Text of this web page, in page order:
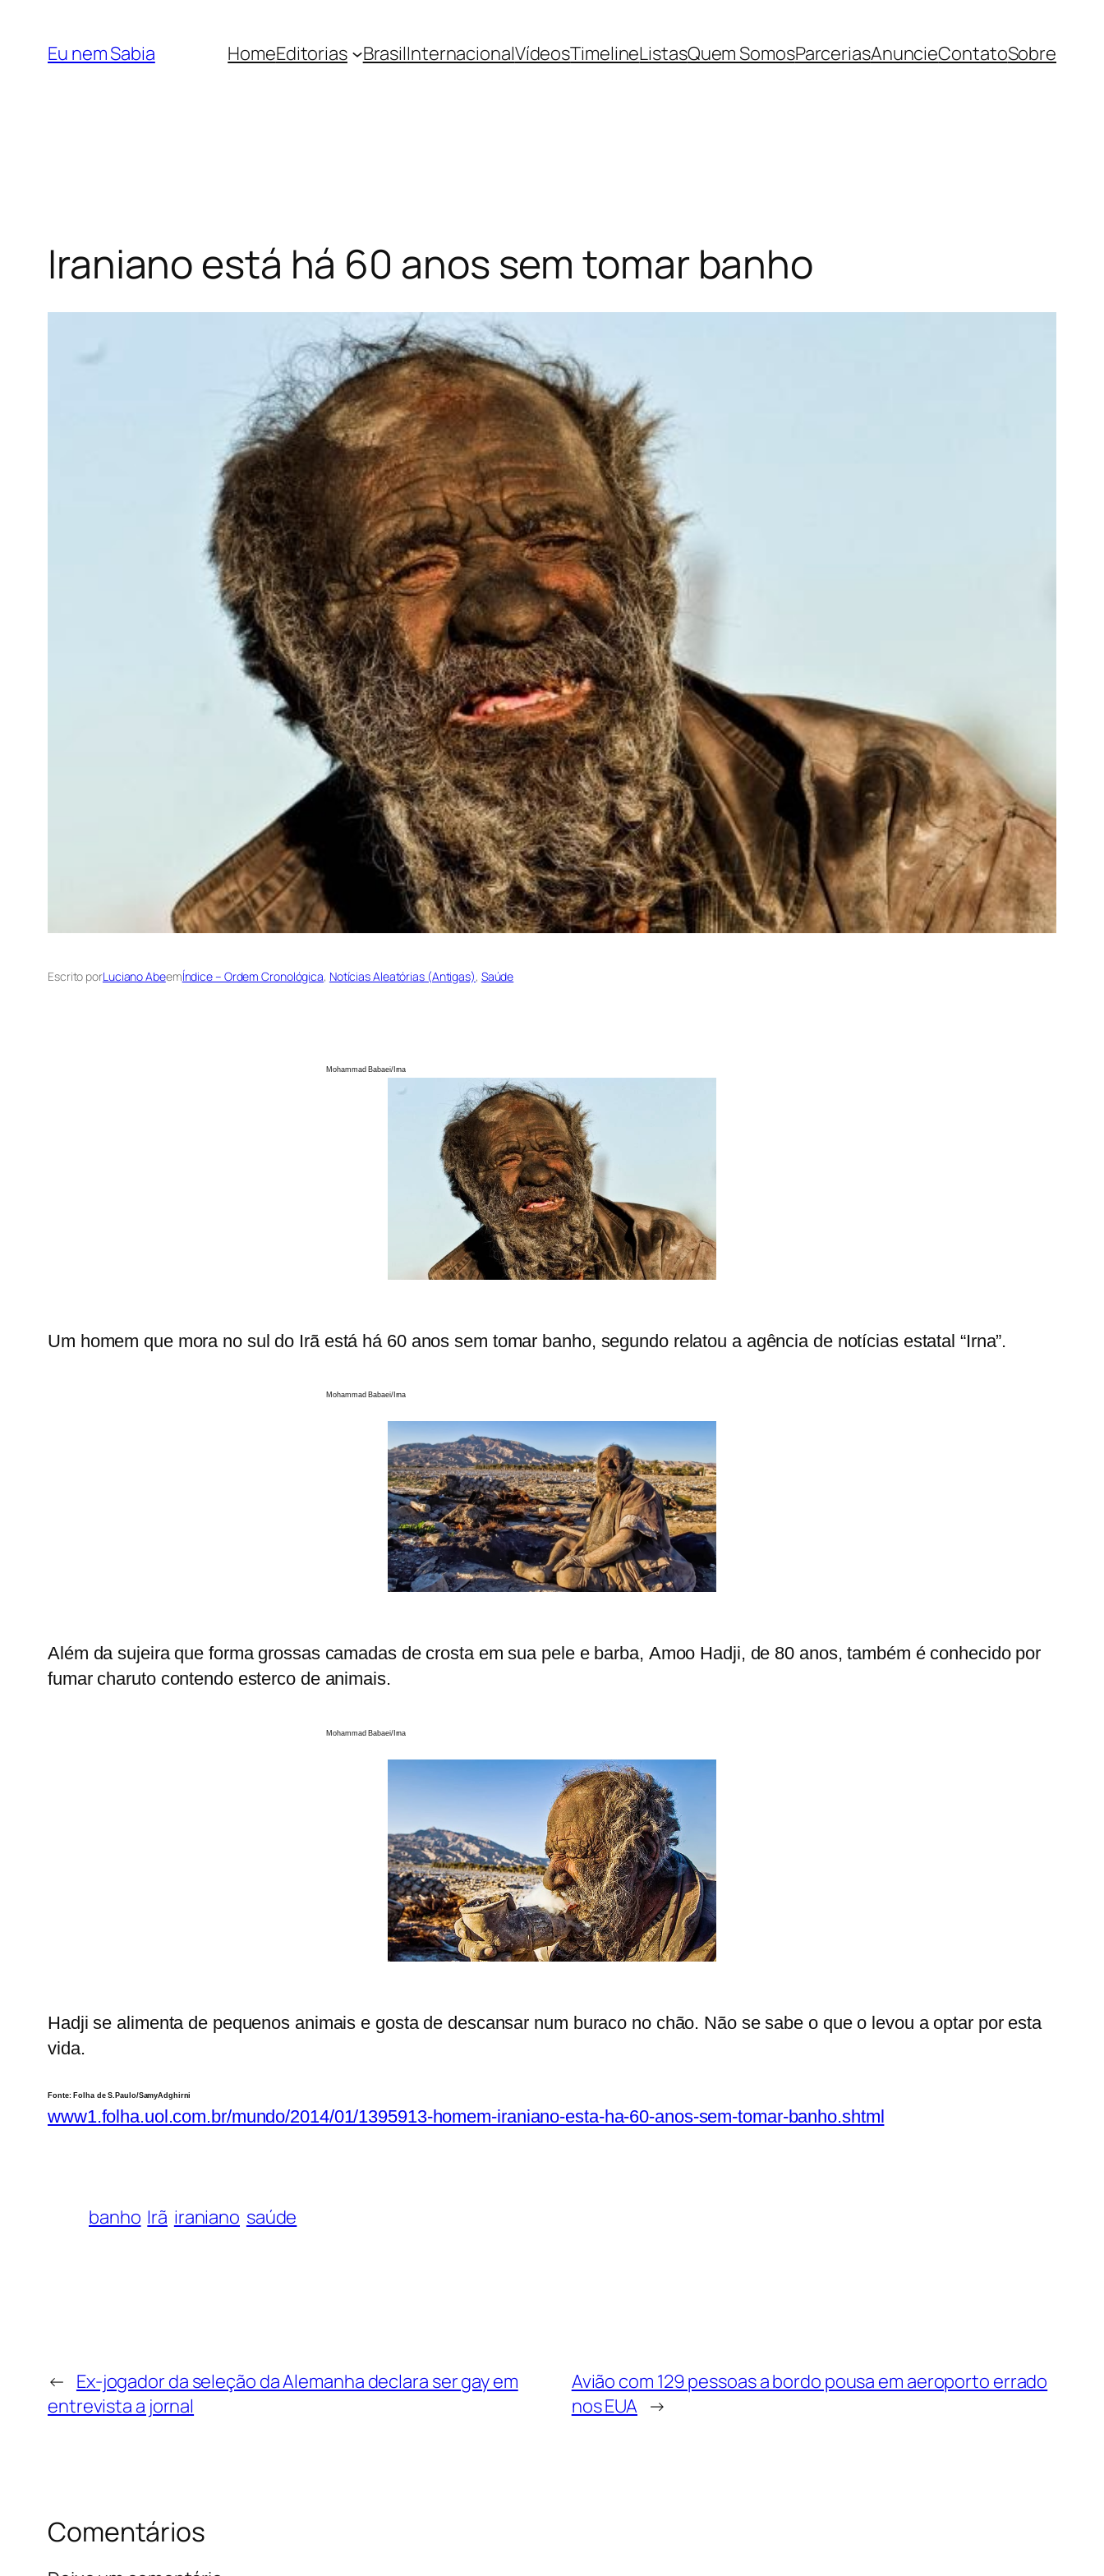
Eu nem Sabia HomeEditorias BrasilInternacionalVídeosTimelineListasQuem SomosParceriasAnuncieContatoSobre
Iraniano está há 60 anos sem tomar banho
Escrito porLuciano AbeemÍndice – Ordem Cronológica, Notícias Aleatórias (Antigas), Saúde
Mohammad Babaei/Irna
Um homem que mora no sul do Irã está há 60 anos sem tomar banho, segundo relatou a agência de notícias estatal “Irna”.
Mohammad Babaei/Irna
Além da sujeira que forma grossas camadas de crosta em sua pele e barba, Amoo Hadji, de 80 anos, também é conhecido por
fumar charuto contendo esterco de animais.
Mohammad Babaei/Irna
Hadji se alimenta de pequenos animais e gosta de descansar num buraco no chão. Não se sabe o que o levou a optar por esta
vida.
Fonte: Folha de S.Paulo/SamyAdghirni
www1.folha.uol.com.br/mundo/2014/01/1395913-homem-iraniano-esta-ha-60-anos-sem-tomar-banho.shtml
banho Irã iraniano saúde
← Ex-jogador da seleção da Alemanha declara ser gay em
entrevista a jornal
Avião com 129 pessoas a bordo pousa em aeroporto errado
nos EUA →
Comentários